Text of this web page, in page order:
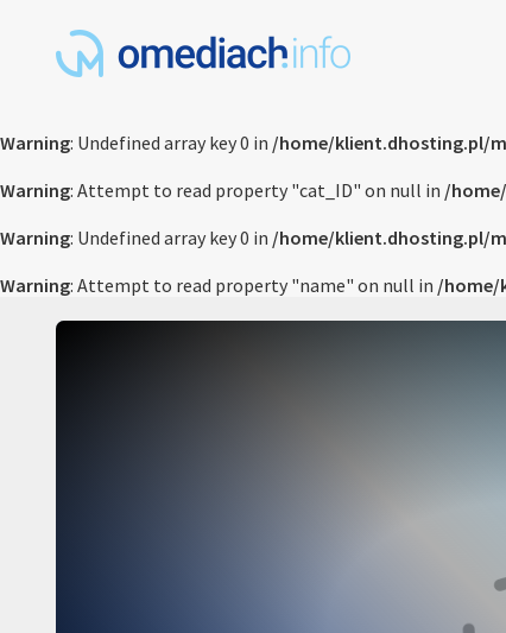
Warning: Undefined array key 0 in /home/klient.dhosting.pl/
Warning: Attempt to read property "cat_ID" on null in /
Warning: Undefined array key 0 in /home/klient.dhosting.pl/
Warning: Attempt to read property "name" on null in /home/